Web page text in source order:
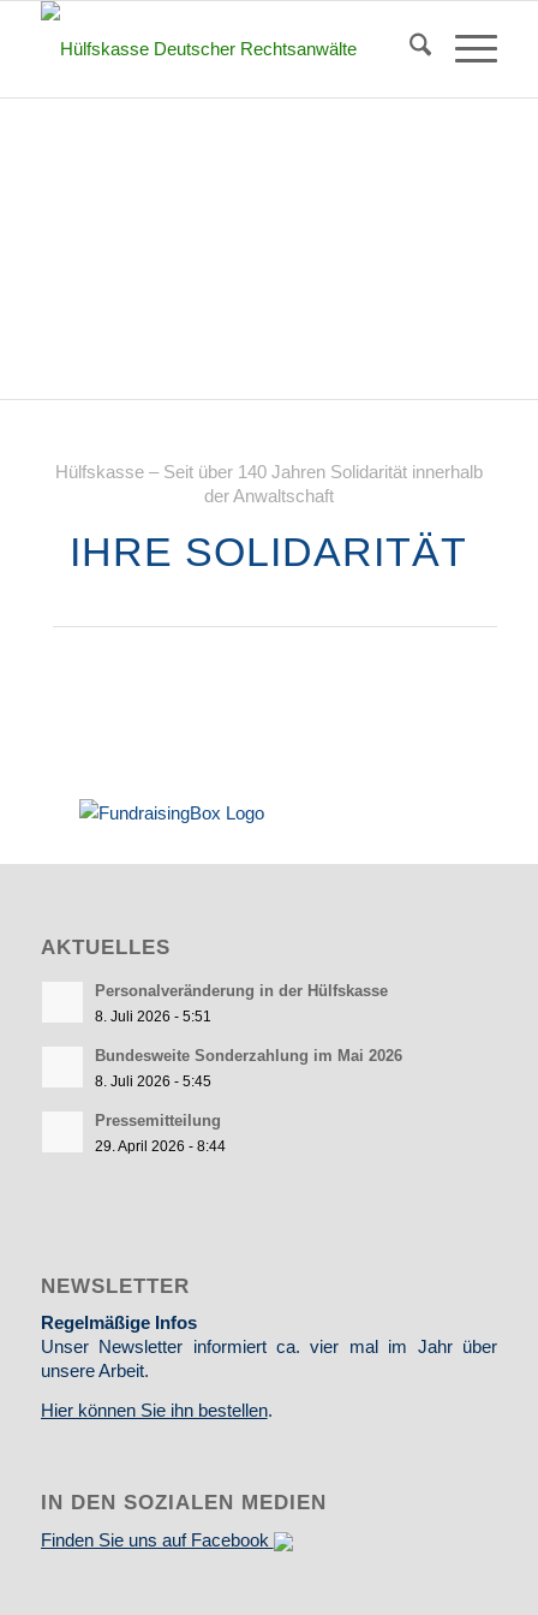
Hülfskasse – Seit über 140 Jahren Solidarität innerhalb
der Anwaltschaft
IHRE SOLIDARITÄT
AKTUELLES
Personalveränderung in der Hülfskasse
8. Juli 2026 - 5:51
Bundesweite Sonderzahlung im Mai 2026
8. Juli 2026 - 5:45
Pressemitteilung
29. April 2026 - 8:44
NEWSLETTER
Regelmäßige Infos
Unser Newsletter informiert ca. vier mal im Jahr über
unsere Arbeit.
Hier können Sie ihn bestellen.
IN DEN SOZIALEN MEDIEN
Finden Sie uns auf Facebook